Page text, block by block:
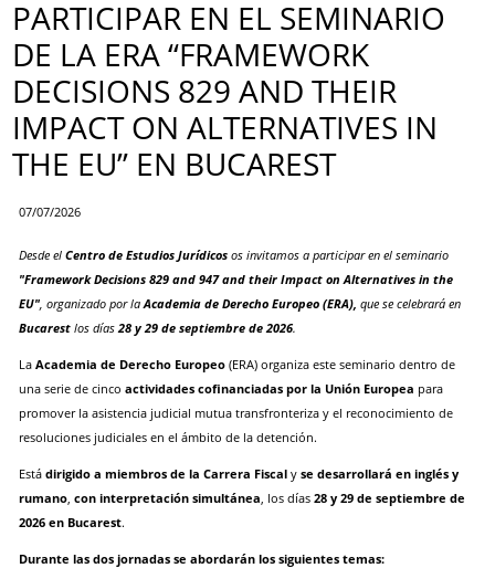
PARTICIPAR EN EL SEMINARIO
DE LA ERA “FRAMEWORK
DECISIONS 829 AND THEIR
IMPACT ON ALTERNATIVES IN
THE EU” EN BUCAREST
07/07/2026
Desde el Centro de Estudios Jurídicosos invitamos a participar en el seminario
"Framework Decisions 829 and 947 and their Impact on Alternatives in the
EU", organizado por la Academia de Derecho Europeo (ERA), que se celebrará en
Bucarest los días 28 y 29 de septiembre de 2026.
La Academia de Derecho Europeo(ERA) organiza este seminario dentro de
una serie de cinco actividades cofinanciadas por la Unión Europea para
promover la asistencia judicial mutua transfronteriza y el reconocimiento de
resoluciones judiciales en el ámbito de la detención.
Está dirigido a miembros de la Carrera Fiscaly se desarrollará en inglés y
rumano, con interpretación simultánea , los días 28 y 29 de septiembre de
2026 en Bucarest.
Durante las dos jornadas se abordarán los siguientes temas: